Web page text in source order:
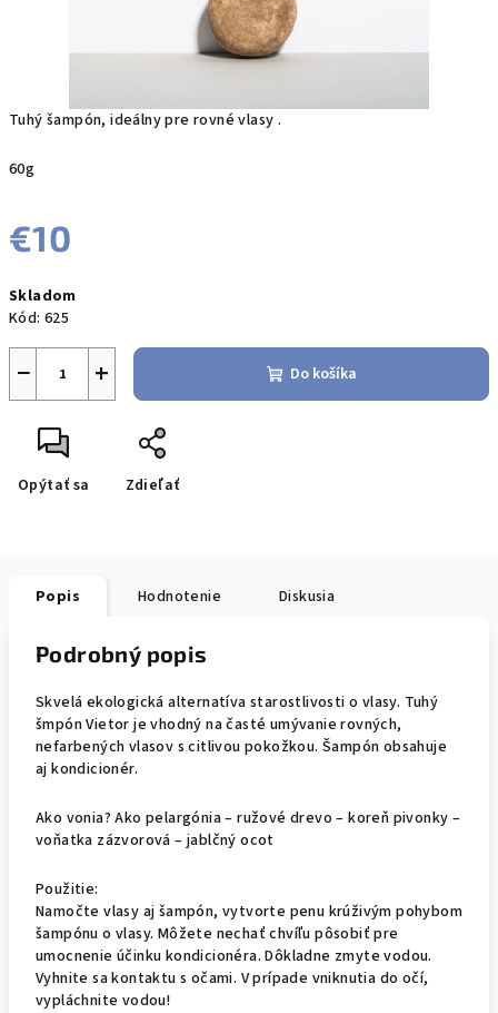
Tuhý šampón, ideálny pre rovné vlasy .
60g
€10
cena:
Skladom
Kód: 625
+
− Do košíka
Opýtať sa Zdieľať
Popis Hodnotenie Diskusia
Podrobný popis
Skvelá ekologická alternatíva starostlivosti o vlasy. Tuhý
šmpón Vietor je vhodný na časté umývanie rovných,
nefarbených vlasov s citlivou pokožkou. Šampón obsahuje
aj kondicionér.
Ako vonia? Ako pelargónia – ružové drevo – koreň pivonky –
voňatka zázvorová – jablčný ocot
Použitie:
Namočte vlasy aj šampón, vytvorte penu krúživým pohybom
šampónu o vlasy. Môžete nechať chvíľu pôsobiť pre
umocnenie účinku kondicionéra. Dôkladne zmyte vodou.
Vyhnite sa kontaktu s očami. V prípade vniknutia do očí,
vypláchnite vodou!